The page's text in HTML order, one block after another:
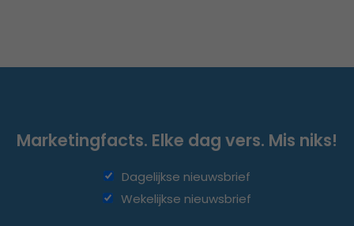
Marketingfacts. Elke dag vers. Mis niks!
Dagelijkse nieuwsbrief
Wekelijkse nieuwsbrief